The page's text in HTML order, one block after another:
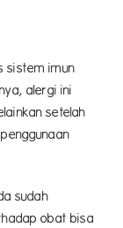
sistem imun
alergi ini
setelah
sudah
obat bisa